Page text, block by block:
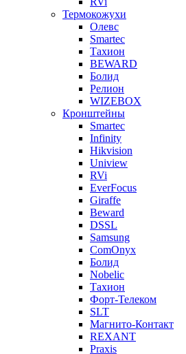
Термокожухи
Олевс
Smartec
Тахион
BEWARD
Болид
Релион
WIZEBOX
Кронштейны
Smartec
Infinity
Hikvision
Uniview
RVi
EverFocus
Giraffe
Beward
DSSL
Samsung
ComOnyx
Болид
Nobelic
Тахион
Форт-Телеком
SLT
Магнито-Контакт
REXANT
Praxis